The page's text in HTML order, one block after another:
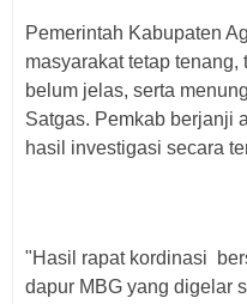
Pemerintah Kabupaten
masyarakat tetap
belum jelas, serta
Satgas. Pemkab berjanji
hasil investigasi secara
"Hasil rapat kordinasi
dapur MBG yang digelar